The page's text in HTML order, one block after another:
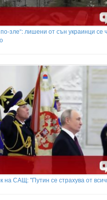
зле“: лишени от сън украинци се
на САЩ: "Путин се страхува от